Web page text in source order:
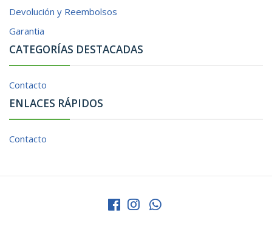
Devolución y Reembolsos
Garantia
CATEGORÍAS DESTACADAS
Contacto
ENLACES RÁPIDOS
Contacto